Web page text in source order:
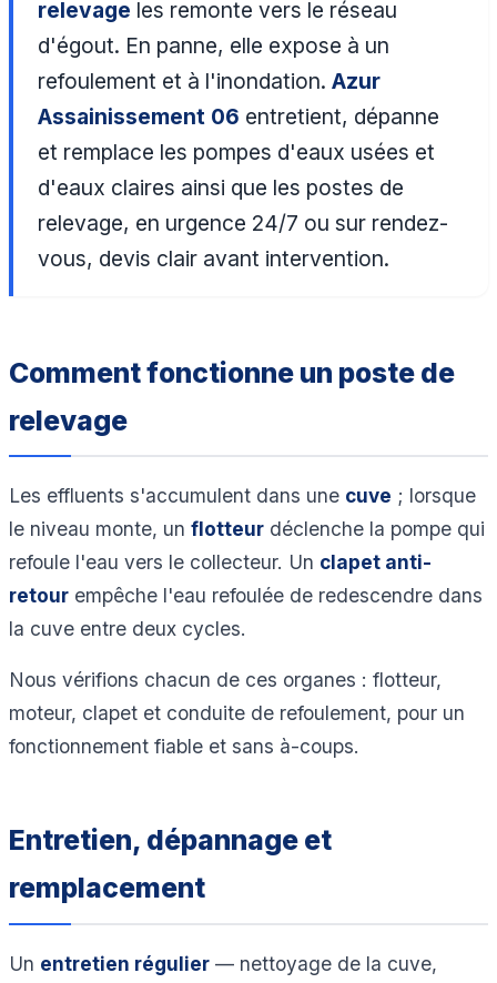
relevage les remonte vers le réseau
d'égout. En panne, elle expose à un
refoulement et à l'inondation.Azur
Assainissement 06 entretient, dépanne
et remplace les pompes d'eaux usées et
d'eaux claires ainsi que les postes de
relevage, en urgence 24/7 ou sur rendez-
vous, devis clair avant intervention.
Comment fonctionne un poste de
relevage
Les effluents s'accumulent dans une cuve ; lorsque
le niveau monte, un flotteur déclenche la pompe qui
refoule l'eau vers le collecteur. Un clapet anti-
retour empêche l'eau refoulée de redescendre dans
la cuve entre deux cycles.
Nous vérifions chacun de ces organes : flotteur,
moteur, clapet et conduite de refoulement, pour un
fonctionnement fiable et sans à-coups.
Entretien, dépannage et
remplacement
Un entretien régulier — nettoyage de la cuve,